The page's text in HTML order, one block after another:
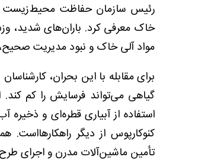
رئیس سازمان حفاظت محیط‌زیست
خاک معرفی کرد. باران‌های شدید،
مواد آلی خاک و نبود مدیریت صحیح،
برای مقابله با این بحران،
گیاهی می‌تواند فرسایش را کم
استفاده از آبیاری قطره‌ای و
کنوکارپوس از دیگر
تأمین ماشین‌آلات مدرن و اجرای